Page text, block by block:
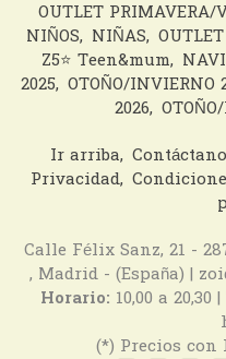
OUTLET PRIMAVERA/
NIÑOS NIÑAS
Z5⭐️ Teen&mum
2025 OTOÑO/INVIERNO
2026
Ir arriba
Privacidad
Calle Félix Sanz, 21 -
, Madrid - (España) |
Horario: 10,00 a 20,30 |
(*) Precios